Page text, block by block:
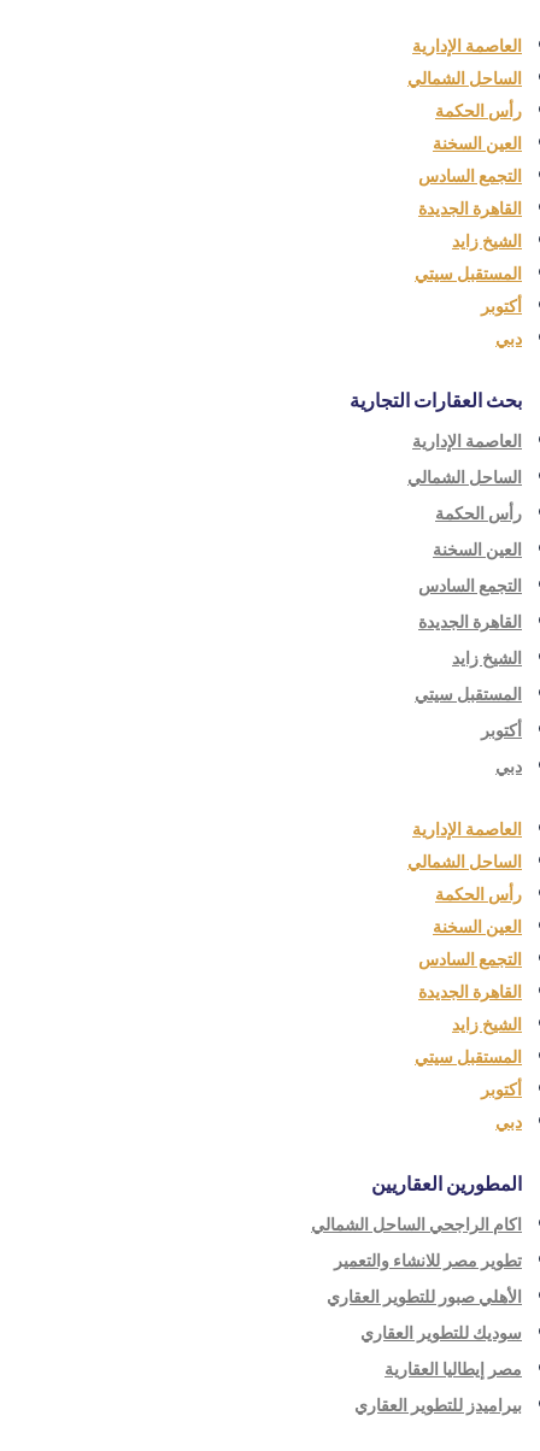
العاصمة الإدارية
الساحل الشمالي
رأس الحكمة
العين السخنة
التجمع السادس
القاهرة الجديدة
الشيخ زايد
المستقبل سيتي
أكتوبر
دبي
بحث العقارات التجارية
العاصمة الإدارية
الساحل الشمالي
رأس الحكمة
العين السخنة
التجمع السادس
القاهرة الجديدة
الشيخ زايد
المستقبل سيتي
أكتوبر
دبي
العاصمة الإدارية
الساحل الشمالي
رأس الحكمة
العين السخنة
التجمع السادس
القاهرة الجديدة
الشيخ زايد
المستقبل سيتي
أكتوبر
دبي
المطورين العقاريين
اكام الراجحي الساحل الشمالي
تطوير مصر للانشاء والتعمير
الأهلي صبور للتطوير العقاري
سوديك للتطوير العقاري
مصر إيطاليا العقارية
بيراميدز للتطوير العقاري